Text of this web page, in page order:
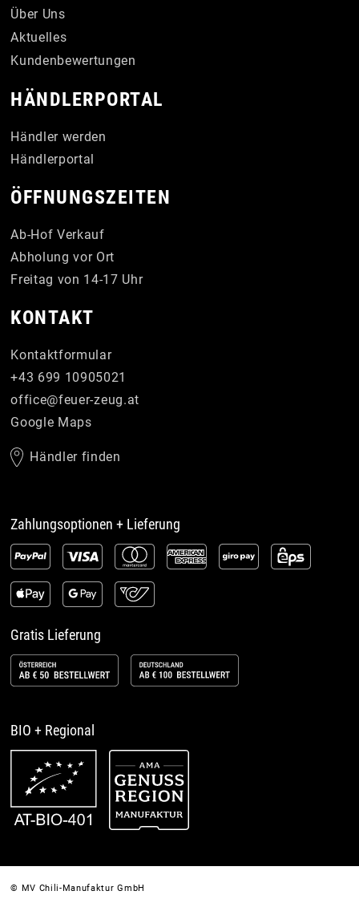
Über Uns
Aktuelles
Kundenbewertungen
HÄNDLERPORTAL
Händler werden
Händlerportal
ÖFFNUNGSZEITEN
Ab-Hof Verkauf
Abholung vor Ort
Freitag von 14-17 Uhr
KONTAKT
Kontaktformular
+43 699 10905021
office@feuer-zeug.at
Google Maps
Händler finden
Zahlungsoptionen + Lieferung
Gratis Lieferung
BIO + Regional
© MV Chili-Manufaktur GmbH